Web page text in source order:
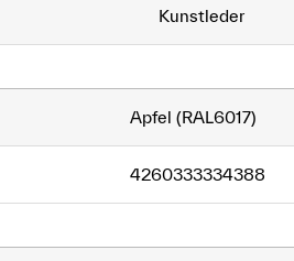
Kunstleder
Apfel (RAL6017)
4260333334388